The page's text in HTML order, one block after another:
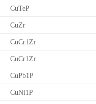
CuTeP
CuZr
CuCr1Zr
CuCr1Zr
CuPb1P
CuNi1P